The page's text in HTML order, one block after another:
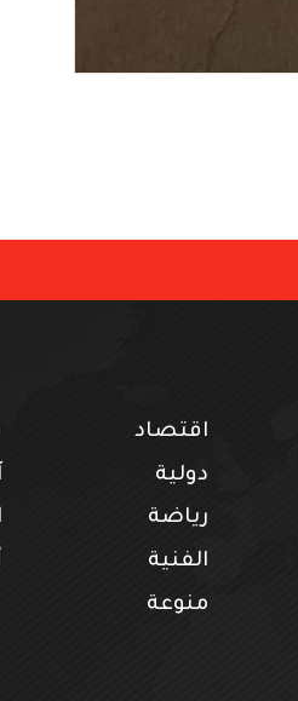
اقتصاد
دولية
رياضة
الفنية
منوعة